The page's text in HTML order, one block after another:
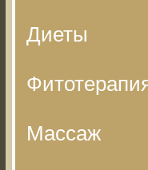
Диеты
Массаж